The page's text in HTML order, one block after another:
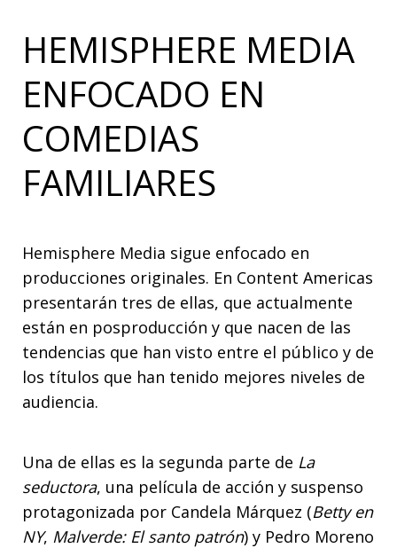
HEMISPHERE MEDIA
ENFOCADO EN
COMEDIAS
FAMILIARES
Hemisphere Media sigue enfocado en
producciones originales. En Content Americas
presentarán tres de ellas, que actualmente
están en posproducción y que nacen de las
tendencias que han visto entre el público y de
los títulos que han tenido mejores niveles de
audiencia.
Una de ellas es la segunda parte de La
seductora, una película de acción y suspenso
protagonizada por Candela Márquez (Betty en
NY, Malverde: El santo patrón) y Pedro Moreno